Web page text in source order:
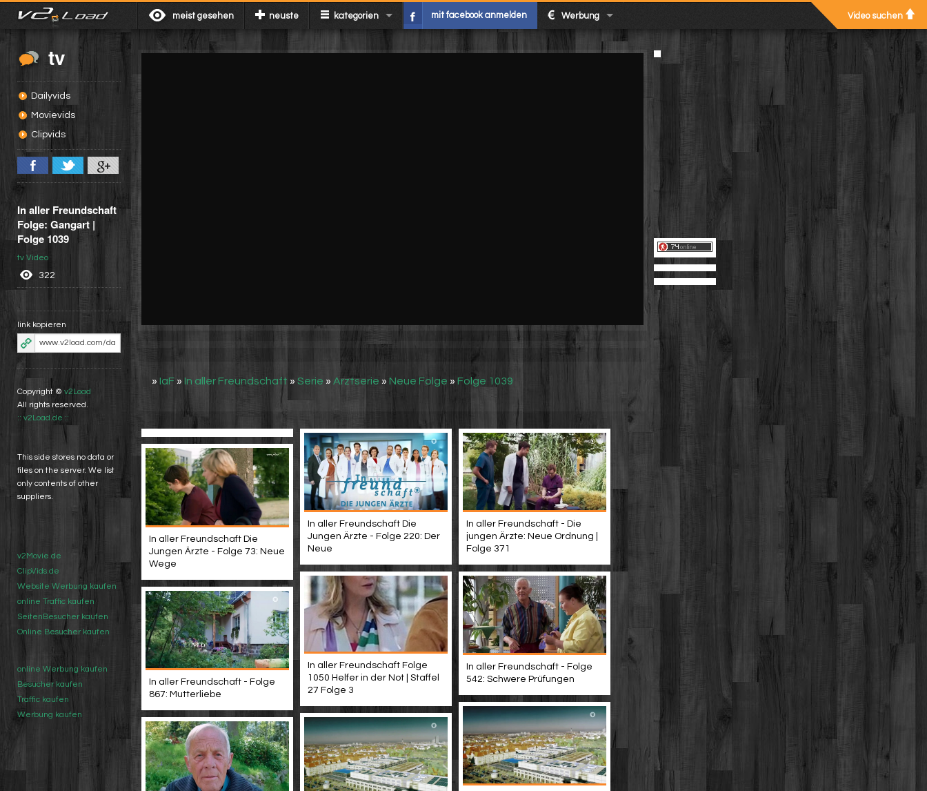
meist gesehen neuste kategorien mit facebook anmelden Werbung Video suchen
tv
Dailyvids
Movievids
Clipvids
In aller Freundschaft
Folge: Gangart |
Folge 1039
tv Video
322
link kopieren
Copyright © v2Load
All rights reserved.
:: v2Load.de ::
This side stores no data or
files on the server. We list
only contents of other
suppliers.
v2Movie.de
ClipVids.de
Website Werbung kaufen
online Traffic kaufen
SeitenBesucher kaufen
Online Besucher kaufen
online Werbung kaufen
Besucher kaufen
Traffic kaufen
Werbung kaufen
» IaF » In aller Freundschaft » Serie » Arztserie » Neue Folge » Folge 1039
In aller Freundschaft Die
Jungen Ärzte - Folge 220: Der
Neue
In aller Freundschaft - Die
jungen Ärzte: Neue Ordnung |
Folge 371
In aller Freundschaft Die
Jungen Ärzte - Folge 73: Neue
Wege
In aller Freundschaft Folge
1050 Helfer in der Not | Staffel
27 Folge 3
In aller Freundschaft - Folge
542: Schwere Prüfungen
In aller Freundschaft - Folge
867: Mutterliebe